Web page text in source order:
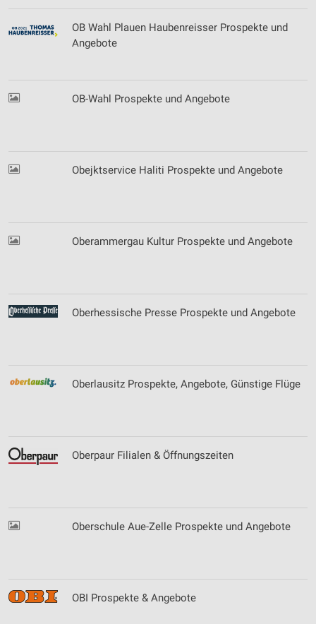
OB Wahl Plauen Haubenreisser Prospekte und
Angebote
OB-Wahl Prospekte und Angebote
Obejktservice Haliti Prospekte und Angebote
Oberammergau Kultur Prospekte und Angebote
Oberhessische Presse Prospekte und Angebote
Oberlausitz Prospekte, Angebote, Günstige Flüge
Oberpaur Filialen & Öffnungszeiten
Oberschule Aue-Zelle Prospekte und Angebote
OBI Prospekte & Angebote